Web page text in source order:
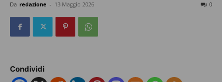
Da redazione - 13 Maggio 2026 0
Condividi